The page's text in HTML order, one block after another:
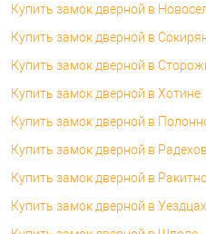
Купить замок дверной в
Купить замок дверной в
Купить замок дверной в
Купить замок дверной в Хотине
Купить замок дверной в
Купить замок дверной в
Купить замок дверной в
Купить замок дверной в Уездцах